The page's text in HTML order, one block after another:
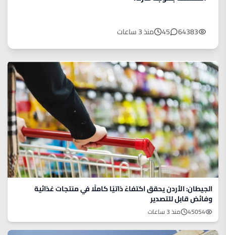
64383
45 منذ 3 ساعات
الجيطان: الأردن يحقق اكتفاءً ذاتيًا كاملًا في منتجات غذائية
وفائض قابل للتصدير
45054 منذ 3 ساعات